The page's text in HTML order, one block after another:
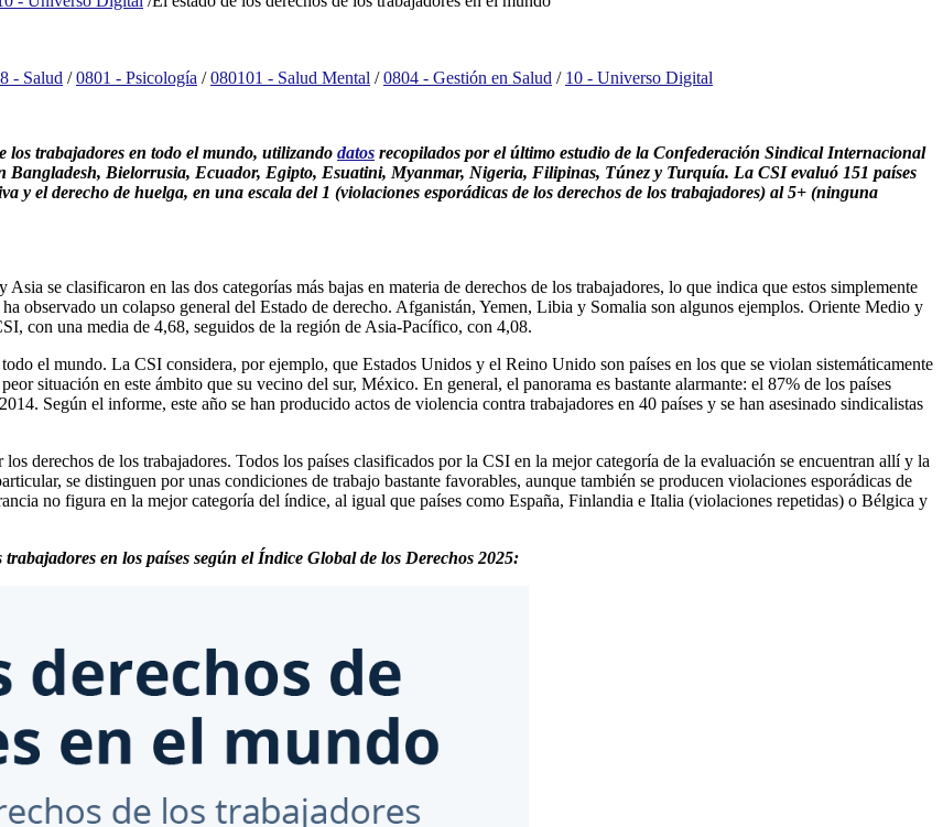
- Salud /0801 - Psicología /080101 - Salud Mental /0804 - Gestión en Salud / 10 - Universo Digital
los trabajadores en todo el mundo, utilizando datos recopilados por el último estudio de la Confederación Sindical Internacional
Bangladesh, Bielorrusia, Ecuador, Egipto, Esuatini, Myanmar, Nigeria, Filipinas, Túnez y Turquía. La CSI evaluó 151 países
y el derecho de huelga, en una escala del 1 (violaciones esporádicas de los derechos de los trabajadores) al 5+ (ninguna
se clasificaron en las dos categorías más bajas en materia de derechos de los trabajadores, lo que indica que estos simplemente
observado un colapso general del Estado de derecho. Afganistán, Yemen, Libia y Somalia son algunos ejemplos. Oriente Medio y
con una media de 4,68, seguidos de la región de Asia-Pacífico, con 4,08.
el mundo. La CSI considera, por ejemplo, que Estados Unidos y el Reino Unido son países en los que se violan sistemáticamente
situación en este ámbito que su vecino del sur, México. En general, el panorama es bastante alarmante: el 87% de los países
Según el informe, este año se han producido actos de violencia contra trabajadores en 40 países y se han asesinado sindicalistas
derechos de los trabajadores. Todos los países clasificados por la CSI en la mejor categoría de la evaluación se encuentran allí y la
se distinguen por unas condiciones de trabajo bastante favorables, aunque también se producen violaciones esporádicas de
no figura en la mejor categoría del índice, al igual que países como España, Finlandia e Italia (violaciones repetidas) o Bélgica y
en los países según el Índice Global de los Derechos 2025: